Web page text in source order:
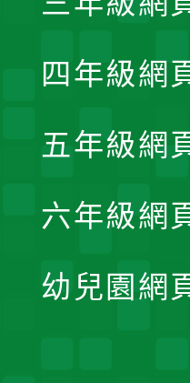
四年級網
五年級網
六年級網
幼兒園網